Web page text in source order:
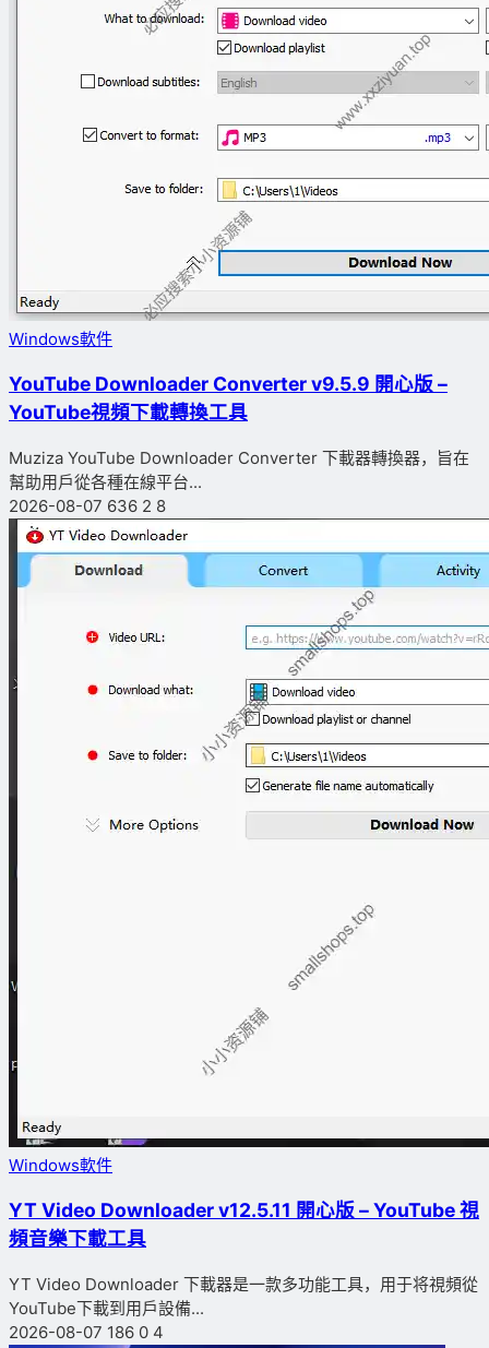
Windows軟件
YouTube Downloader Converter v9.5.9 開心版 –
YouTube視頻下載轉換工具
Muziza YouTube Downloader Converter 下載器轉換器，旨在
幫助用戶從各種在線平台...
2026-08-07 636 2 8
Windows軟件
YT Video Downloader v12.5.11 開心版 – YouTube 視
頻音樂下載工具
YT Video Downloader 下載器是一款多功能工具，用于将視頻從
YouTube下載到用戶設備...
2026-08-07 186 0 4